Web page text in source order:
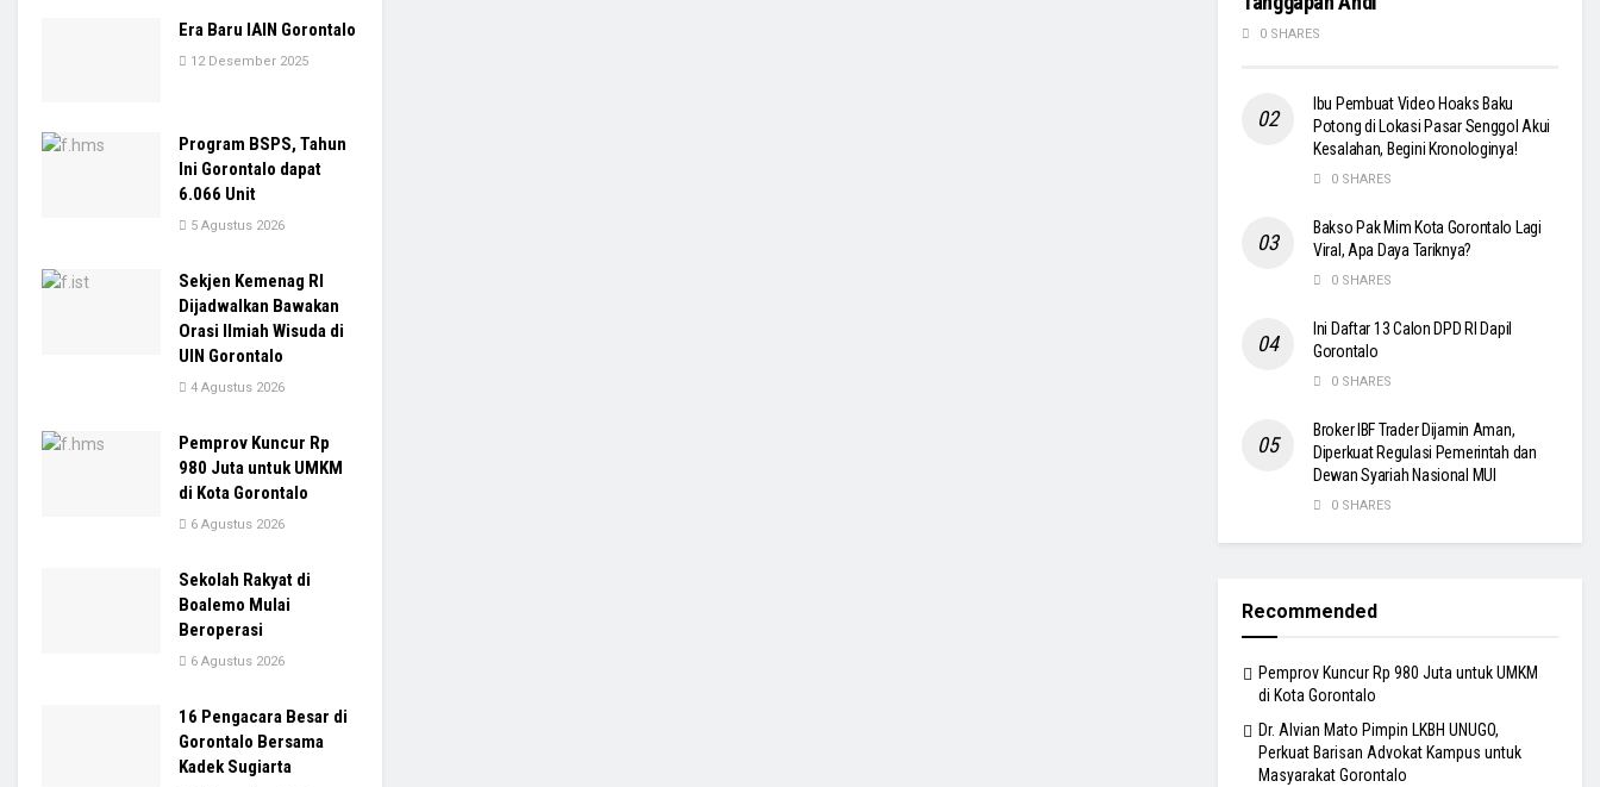
Era Baru IAIN Gorontalo
12 Desember 2025
Program BSPS, Tahun
Ini Gorontalo dapat
6.066 Unit
5 Agustus 2026
Sekjen Kemenag RI
Dijadwalkan Bawakan
Orasi Ilmiah Wisuda di
UIN Gorontalo
4 Agustus 2026
Pemprov Kuncur Rp
980 Juta untuk UMKM
di Kota Gorontalo
6 Agustus 2026
Sekolah Rakyat di
Boalemo Mulai
Beroperasi
6 Agustus 2026
16 Pengacara Besar di
Gorontalo Bersama
Kadek Sugiarta
0 SHARES
Ibu Pembuat Video Hoaks Baku
Potong di Lokasi Pasar Senggol Akui
Kesalahan, Begini Kronologinya!
0 SHARES
Bakso Pak Mim Kota Gorontalo Lagi
Viral, Apa Daya Tariknya?
0 SHARES
Ini Daftar 13 Calon DPD RI Dapil
Gorontalo
0 SHARES
Broker IBF Trader Dijamin Aman,
Diperkuat Regulasi Pemerintah dan
Dewan Syariah Nasional MUI
0 SHARES
Recommended
Pemprov Kuncur Rp 980 Juta untuk UMKM
di Kota Gorontalo
Dr. Alvian Mato Pimpin LKBH UNUGO,
Perkuat Barisan Advokat Kampus untuk
Masyarakat Gorontalo